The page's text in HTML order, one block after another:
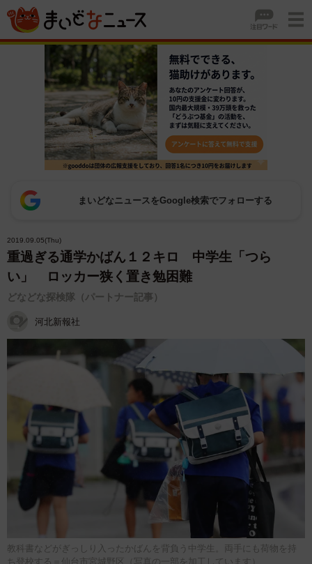
まいどなニュースをGoogle検索でフォローする
2019.09.05(Thu)
重過ぎる通学かばん１２キロ 中学生「つら
い」 ロッカー狭く置き勉困難
どなどな探検隊（パートナー記事）
河北新報社
教科書などがぎっしり入ったかばんを背負う中学生。両手にも荷物を持
ち登校する＝仙台市宮城野区（写真の一部を加工しています）